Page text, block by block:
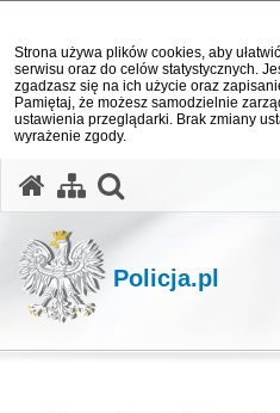
Strona używa plików cookies, aby
serwisu oraz do celów statystycznych.
zgadzasz się na ich użycie oraz
Pamiętaj, że możesz samodzielnie
ustawienia przeglądarki. Brak zmiany
wyrażenie zgody.
Policja.pl